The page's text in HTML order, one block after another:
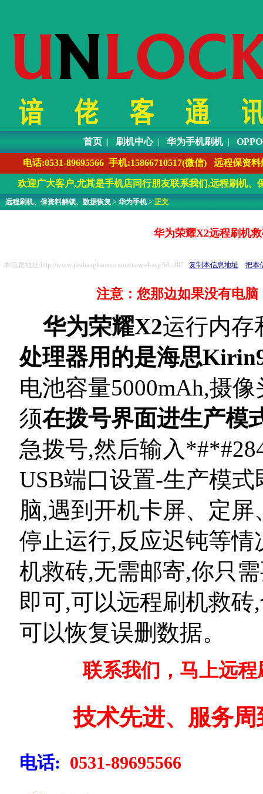
首页| 刷机中心| 华为手机刷机|
电话:0531-89695566 手机:15866710517(微信) 远程保资
欢迎广大客户,尤其是手机店同行朋友联系我们,远程刷机
远程刷机、保资料解锁、数据恢复 > 华为手机> 正文
华为荣耀X2远程刷机
本信息地址:http://www.jiezhanghaosuo.com/news4.asp?id=307 复制本信息地址 把本
注意：您那边如果没有电
华为荣耀X2运行内存
处理器用的是海思
电池容量5000mAh,摄
须在拨号界面进生产模
急拨号,然后输入
USB端口设置-生产模
脑,遇到开机卡屏、定
停止运行,反应迟钝等
机救砖,无需邮寄,你只
即可,可以远程刷机救
可以恢复误删数据。
联系我们，马上远
技术先进、服务
电话: 0531-89695566